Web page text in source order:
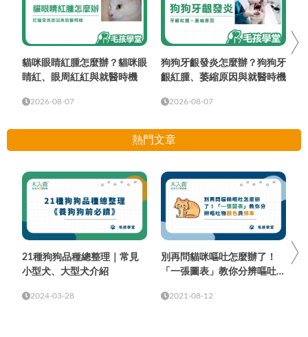
貓咪眼睛紅腫怎麼辦？貓咪眼
睛紅、眼周紅紅與就醫時機
2026-08-07
狗狗牙齦發炎怎麼辦？狗狗牙
齦紅腫、萎縮原因與就醫時機
2026-08-07
熱門文章
21種狗狗品種總整理｜常見
小型犬、大型犬介紹
2024-03-28
別再問貓咪嘔吐怎麼辦了！
「一張圖表」教你分辨嘔吐物
2021-08-12